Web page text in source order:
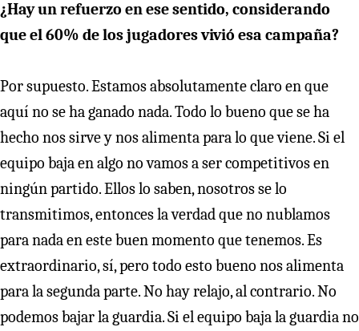
¿Hay un refuerzo en ese sentido, considerando
que el 60% de los jugadores vivió esa campaña?
Por supuesto. Estamos absolutamente claro en que
aquí no se ha ganado nada. Todo lo bueno que se ha
hecho nos sirve y nos alimenta para lo que viene. Si el
equipo baja en algo no vamos a ser competitivos en
ningún partido. Ellos lo saben, nosotros se lo
transmitimos, entonces la verdad que no nublamos
para nada en este buen momento que tenemos. Es
extraordinario, sí, pero todo esto bueno nos alimenta
para la segunda parte. No hay relajo, al contrario. No
podemos bajar la guardia. Si el equipo baja la guardia no